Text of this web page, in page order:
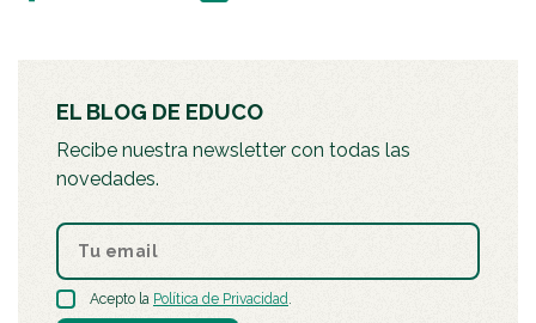
EL BLOG DE EDUCO
Recibe nuestra newsletter con todas las
novedades.
Acepto la Política de Privacidad